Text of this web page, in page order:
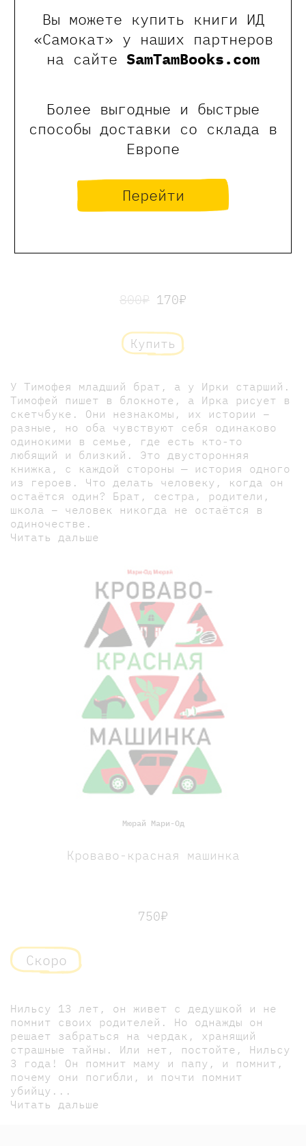
Вы можете купить книги ИД
«Самокат» у наших партнеров
на сайте SamTamBooks.com
Более выгодные и быстрые
способы доставки со склада в
Европе
Перейти
Дашевская Нина
800₽ 170₽
Купить
У Тимофея младший брат, а у Ирки старший.
Тимофей пишет в блокноте, а Ирка рисует в
скетчбуке. Они незнакомы, их истории –
разные, но оба чувствуют себя одинаково
одинокими в семье, где есть кто-то
любящий и близкий. Это двусторонняя
книжка, с каждой стороны — история одного
из героев. Что делать человеку, когда он
остаётся один? Брат, сестра, родители,
школа – человек никогда не остаётся в
одиночестве.
Читать дальше
Мюрай Мари-Од
Кроваво-красная машинка
750₽
Скоро
Нильсу 13 лет, он живет с дедушкой и не
помнит своих родителей. Но однажды он
решает забраться на чердак, хранящий
страшные тайны. Или нет, постойте, Нильсу
3 года! Он помнит маму и папу, и помнит,
почему они погибли, и почти помнит
убийцу...
Читать дальше